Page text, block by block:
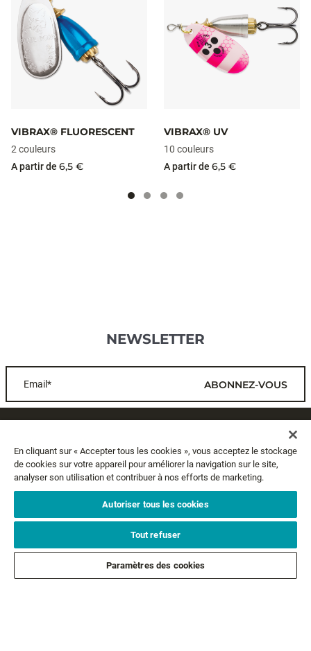
VIBRAX® FLUORESCENT
2 couleurs
A partir de 6,5 €
VIBRAX® UV
10 couleurs
A partir de 6,5 €
NEWSLETTER
Email* ABONNEZ-VOUS
A PROPOS
MENTIONS LÉGALES
SUIVEZ-NOUS
En cliquant sur « Accepter tous les cookies », vous acceptez le stockage
de cookies sur votre appareil pour améliorer la navigation sur le site,
analyser son utilisation et contribuer à nos efforts de marketing.
Autoriser tous les cookies
Tout refuser
Paramètres des cookies